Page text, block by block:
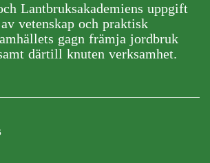
Lantbruksakademiens uppgift
vetenskap och praktisk
gagn främja jordbruk
därtill knuten verksamhet.